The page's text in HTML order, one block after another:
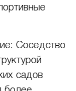
Соседство
садов